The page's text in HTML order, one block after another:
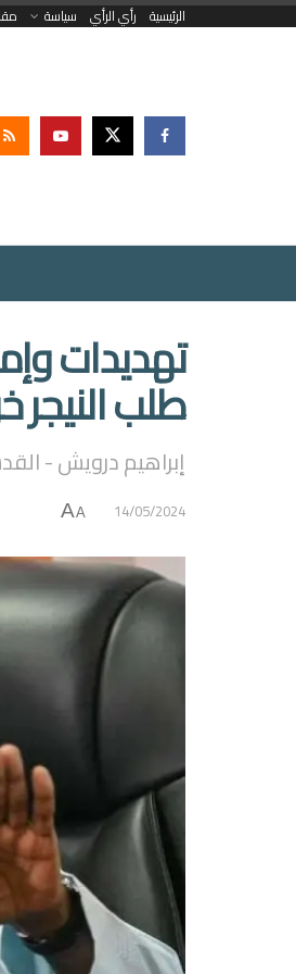
الرئيسية رأي الرأي سياسة
تهديدات
طلب النيجر
إبراهيم درويش -
14/05/2024
A
A